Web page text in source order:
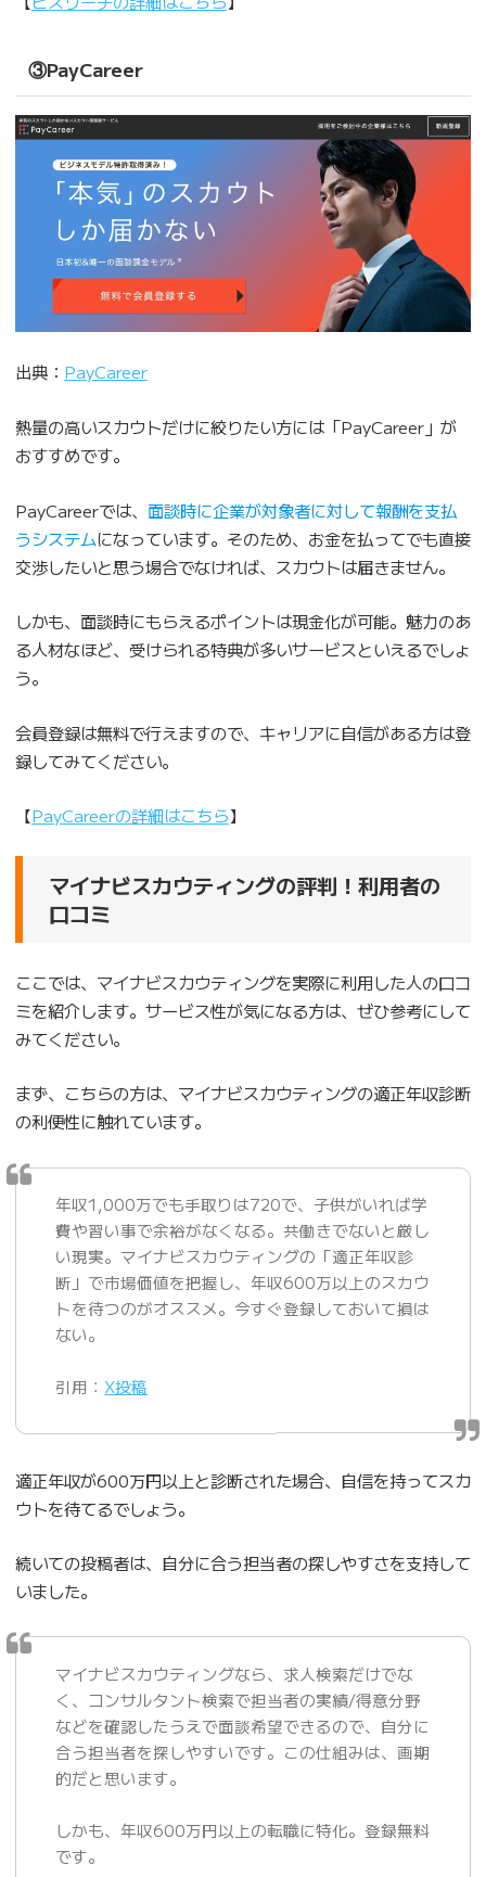
③PayCareer
出典： PayCareer
熱量の高いスカウトだけに絞りたい方には「PayCareer」が
おすすめです。
PayCareerでは、 面談時に企業が対象者に対して報酬を支払
うシステムになっています。そのため、お金を払ってでも直接
交渉したいと思う場合でなければ、スカウトは届きません。
しかも、面談時にもらえるポイントは現金化が可能。魅力のあ
る人材なほど、受けられる特典が多いサービスといえるでしょ
う。
会員登録は無料で行えますので、キャリアに自信がある方は登
録してみてください。
【PayCareerの詳細はこちら】
マイナビスカウティングの評判！利用者の
口コミ
ここでは、マイナビスカウティングを実際に利用した人の口コ
ミを紹介します。サービス性が気になる方は、ぜひ参考にして
みてください。
まず、こちらの方は、マイナビスカウティングの適正年収診断
の利便性に触れています。
年収1,000万でも手取りは720で、子供がいれば学
費や習い事で余裕がなくなる。共働きでないと厳し
い現実。マイナビスカウティングの「適正年収診
断」で市場価値を把握し、年収600万以上のスカウ
トを待つのがオススメ。今すぐ登録しておいて損は
ない。
引用： X投稿
適正年収が600万円以上と診断された場合、自信を持ってスカ
ウトを待てるでしょう。
続いての投稿者は、自分に合う担当者の探しやすさを支持して
いました。
マイナビスカウティングなら、求人検索だけでな
く、コンサルタント検索で担当者の実績/得意分野
などを確認したうえで面談希望できるので、自分に
合う担当者を探しやすいです。この仕組みは、画期
的だと思います。
しかも、年収600万円以上の転職に特化。登録無料
です。